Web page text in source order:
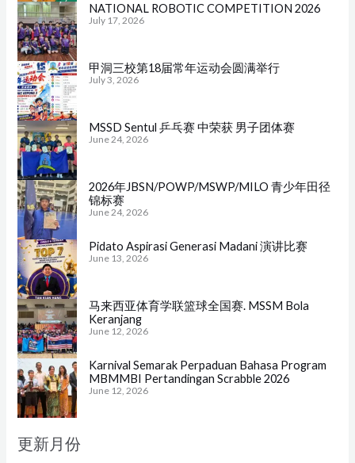
NATIONAL ROBOTIC COMPETITION 2026
July 17, 2026
甲洞三校第18届常年运动会圆满举行
July 3, 2026
MSSD Sentul 乒乓赛 中荣获 男子团体赛
June 24, 2026
2026年JBSN/POWP/MSWP/MILO 青少年田径
锦标赛
June 24, 2026
Pidato Aspirasi Generasi Madani 演讲比赛
June 13, 2026
马来西亚体育学联篮球全国赛. MSSM Bola
Keranjang
June 12, 2026
Karnival Semarak Perpaduan Bahasa Program
MBMMBI Pertandingan Scrabble 2026
June 12, 2026
更新月份